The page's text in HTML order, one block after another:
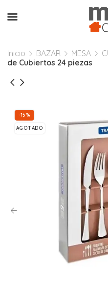
Inicio BAZAR MESA
de Cubiertos 24 piezas
-15%
AGOTADO